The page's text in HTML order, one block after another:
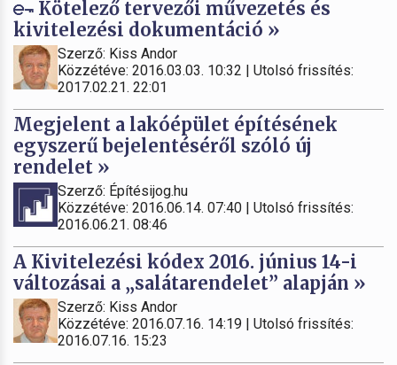
Kötelező tervezői művezetés és
kivitelezési dokumentáció »
Szerző: Kiss Andor
Közzétéve: 2016.03.03. 10:32 | Utolsó frissítés:
2017.02.21. 22:01
Megjelent a lakóépület építésének
egyszerű bejelentéséről szóló új
rendelet »
Szerző: Építésijog.hu
Közzétéve: 2016.06.14. 07:40 | Utolsó frissítés:
2016.06.21. 08:46
A Kivitelezési kódex 2016. június 14-i
változásai a „salátarendelet” alapján »
Szerző: Kiss Andor
Közzétéve: 2016.07.16. 14:19 | Utolsó frissítés:
2016.07.16. 15:23